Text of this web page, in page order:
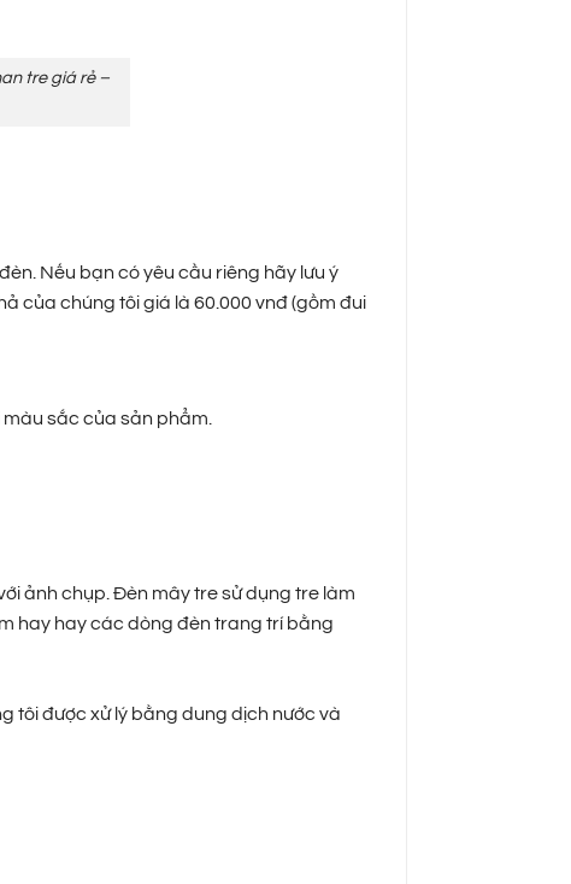
tre giá rẻ –
Nếu bạn có yêu cầu riêng hãy lưu ý
của chúng tôi giá là 60.000 vnđ (gồm đui
sắc của sản phẩm.
ảnh chụp. Đèn mây tre sử dụng tre làm
hay hay các dòng đèn trang trí bằng
tôi được xử lý bằng dung dịch nước và